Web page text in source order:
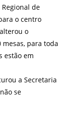
de
o centro
o
para toda
estão em
a Secretaria
se